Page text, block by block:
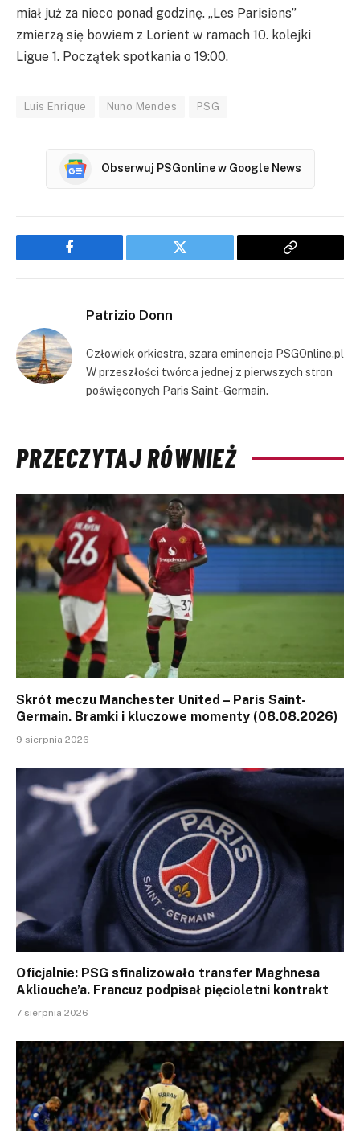
miał już za nieco ponad godzinę. „Les Parisiens”
zmierzą się bowiem z Lorient w ramach 10. kolejki
Ligue 1. Początek spotkania o 19:00.
Luis Enrique Nuno Mendes PSG
Obserwuj PSGonline w Google News
Facebook Twitter
Copy
Patrizio Donn
Człowiek orkiestra, szara eminencja PSGOnline.pl
W przeszłości twórca jednej z pierwszych stron
poświęconych Paris Saint-Germain.
PRZECZYTAJ RÓWNIEŻ
Skrót meczu Manchester United – Paris Saint-
Germain. Bramki i kluczowe momenty (08.08.2026)
9 sierpnia 2026
Oficjalnie: PSG sfinalizowało transfer Maghnesa
Akliouche’a. Francuz podpisał pięcioletni kontrakt
7 sierpnia 2026